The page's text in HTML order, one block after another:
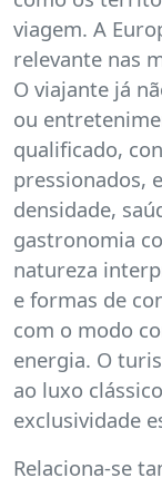
viagem. A
relevante nas
O viajante já
ou
qualificado,
pressionados,
densidade,
gastronomia
natureza
e formas de
com o modo
energia. O
ao luxo
exclusividade
Relaciona-se